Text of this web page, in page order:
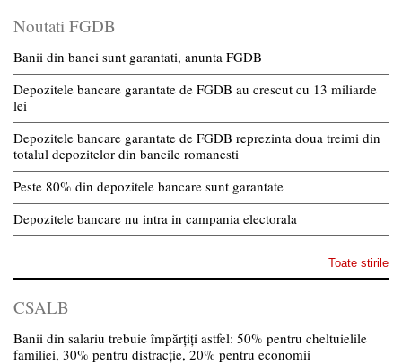
Noutati FGDB
Banii din banci sunt garantati, anunta FGDB
Depozitele bancare garantate de FGDB au crescut cu 13 miliarde
lei
Depozitele bancare garantate de FGDB reprezinta doua treimi din
totalul depozitelor din bancile romanesti
Peste 80% din depozitele bancare sunt garantate
Depozitele bancare nu intra in campania electorala
Toate stirile
CSALB
Banii din salariu trebuie împărțiți astfel: 50% pentru cheltuielile
familiei, 30% pentru distracție, 20% pentru economii